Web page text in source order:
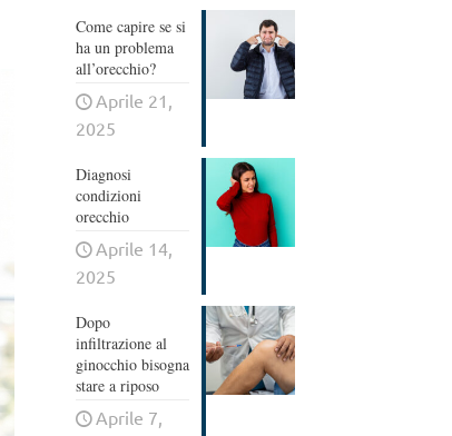
Come capire se si
ha un problema
all’orecchio?
Aprile 21,
2025
Diagnosi
condizioni
orecchio
Aprile 14,
2025
Dopo
infiltrazione al
ginocchio bisogna
stare a riposo
Aprile 7,